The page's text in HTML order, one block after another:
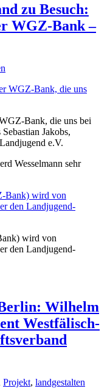
zu Besuch:
WGZ-Bank –
Bank, die uns bei
Jakobs,
e.V.
Wesselmann sehr
wird von
den Landjugend-
Wilhelm
Westfälisch-
Projekt, landgestalten